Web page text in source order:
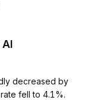
decreased by
fell to 4.1%.